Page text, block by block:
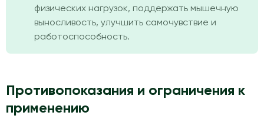
физических нагрузок, поддержать мышечную
выносливость, улучшить самочувствие и
работоспособность.
Противопоказания и ограничения к
применению